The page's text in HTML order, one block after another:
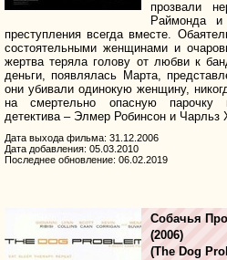
прозвали
Раймонда
преступления всегда вместе.
состоятельными женщинами и
жертва теряла голову от любви к
деньги, появлялась Марта,
они убивали одинокую женщину,
на смертельно опасную парочку
детектива – Элмер Робинсон и Чарльз
Дата выхода фильма: 31.12.2006
Дата добавления: 05.03.2010
Последнее обновление: 06.02.2019
Собачья
(2006)
(The Dog